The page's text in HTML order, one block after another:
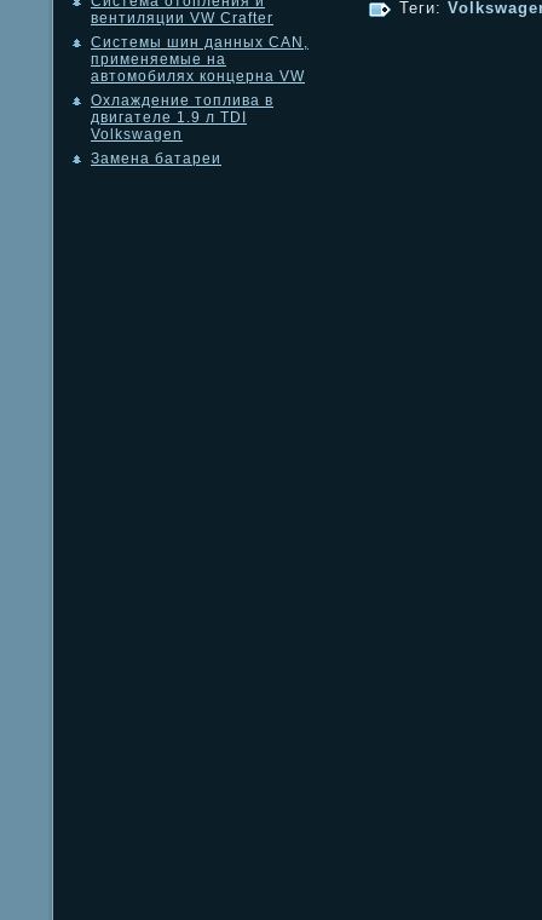
вентиляции VW Crafter
Системы шин данных CAN,
применяемые на
автомобилях концерна VW
Охлаждение топлива в
двигателе 1.9 л TDI
Volkswagen
Замена батареи
Теги: